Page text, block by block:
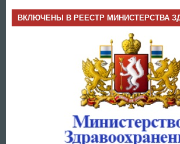
ВКЛЮЧЕНЫ В РЕЕСТР МИНИСТЕРСТВА